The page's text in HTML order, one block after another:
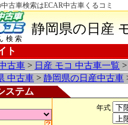
古車検索はECAR中古車くるコミ
検索
静岡県の日産
ト
古車 > 日産 モコ 中古車一覧
中古車 > 静岡県の日産中古車
ステム
年式